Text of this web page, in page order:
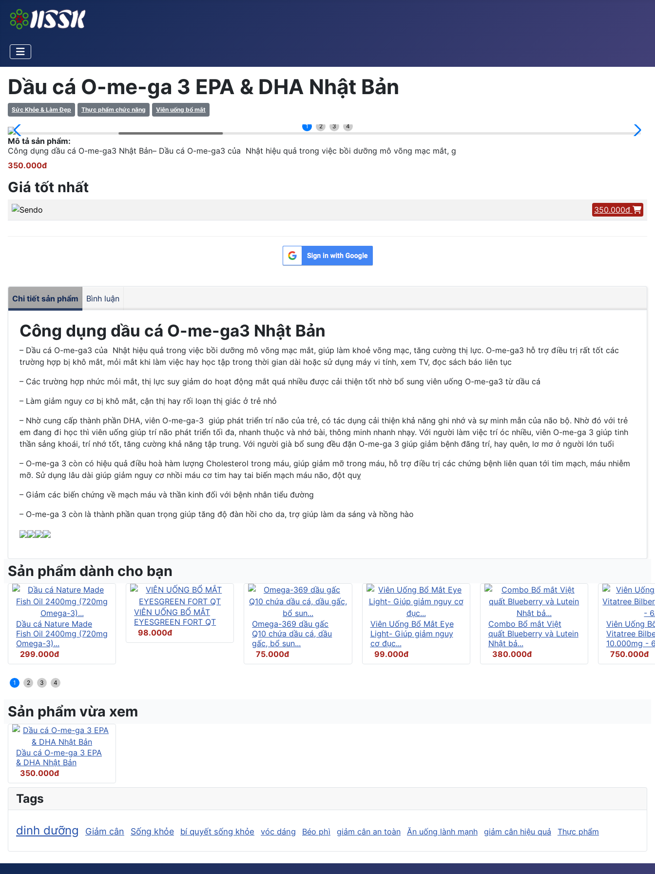
Dầu cá O-me-ga 3 EPA & DHA Nhật Bản
Sức Khỏe & Làm Đẹp Thực phẩm chức năng Viên uống bổ mắt
1 2 3 4
Mô tả sản phẩm:
Công dụng dầu cá O-me-ga3 Nhật Bản– Dầu cá O-me-ga3 của Nhật hiệu quả trong việc bồi dưỡng mô võng mạc mắt, g
350.000đ
Giá tốt nhất
350.000đ
Chi tiết sản phẩm Bình luận
Công dụng dầu cá O-me-ga3 Nhật Bản
– Dầu cá O-me-ga3 của Nhật hiệu quả trong việc bồi dưỡng mô võng mạc mắt, giúp làm khoẻ võng mạc, tăng cường thị lực. O-me-ga3 hỗ trợ điều trị rất tốt các
trường hợp bị khô mắt, mỏi mắt khi làm việc hay học tập trong thời gian dài hoặc sử dụng máy vi tính, xem TV, đọc sách báo liên tục
– Các trường hợp nhức mỏi mắt, thị lực suy giảm do hoạt động mắt quá nhiều được cải thiện tốt nhờ bổ sung viên uống O-me-ga3 từ dầu cá
– Làm giảm nguy cơ bị khô mắt, cận thị hay rối loạn thị giác ở trẻ nhỏ
– Nhờ cung cấp thành phần DHA, viên O-me-ga-3 giúp phát triển trí não của trẻ, có tác dụng cải thiện khả năng ghi nhớ và sự minh mẫn của não bộ. Nhờ đó với trẻ
em đang đi học thì viên uống giúp trí não phát triển tối đa, nhanh thuộc và nhớ bài, thông minh nhanh nhạy. Với người làm việc trí óc nhiều, viên O-me-ga 3 giúp tinh
thần sảng khoái, trí nhớ tốt, tăng cường khả năng tập trung. Với người già bổ sung đều đặn O-me-ga 3 giúp giảm bệnh đãng trí, hay quên, lơ mơ ở người lớn tuổi
– O-me-ga 3 còn có hiệu quả điều hoà hàm lượng Cholesterol trong máu, giúp giảm mỡ trong máu, hỗ trợ điều trị các chứng bệnh liên quan tới tim mạch, máu nhiễm
mỡ. Sử dụng lâu dài giúp giảm nguy cơ nhồi máu cơ tim hay tai biến mạch máu não, đột quỵ
– Giảm các biến chứng về mạch máu và thần kinh đối với bệnh nhân tiểu đường
– O-me-ga 3 còn là thành phần quan trọng giúp tăng độ đàn hồi cho da, trợ giúp làm da sáng và hồng hào
Sản phẩm dành cho bạn
Dầu cá Nature Made
Fish Oil 2400mg (720mg
Omega-3)...
299.000đ
VIÊN UỐNG BỔ MẮT
EYESGREEN FORT QT
98.000đ
Omega-369 dầu gấc
Q10 chứa dầu cá, dầu
gấc, bổ sun...
75.000đ
Viên Uống Bổ Mắt Eye
Light- Giúp giảm nguy
cơ đục...
99.000đ
Combo Bổ mắt Việt
quất Blueberry và Lutein
Nhật bả...
380.000đ
Viên Uống
Vitatree
10.000mg -
750.000đ
1 2 3 4
Sản phẩm vừa xem
Dầu cá O-me-ga 3 EPA
& DHA Nhật Bản
350.000đ
Tags
dinh dưỡng Giảm cân Sống khỏe bí quyết sống khỏe vóc dáng Béo phì giảm cân an toàn Ăn uống lành mạnh giảm cân hiệu quả Thực phẩm